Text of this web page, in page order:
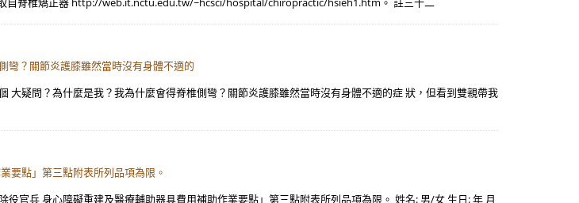
彎？關節炎護膝雖然當時沒有身體不適的
疑問？為什麼是我？我為什麼會得脊椎側彎？關節炎護膝雖然當時沒有身體不適的症 狀，但看到雙親帶我
要點」第三點附表所列品項為限。
官兵 身心障礙重建及醫療輔助器具費用補助作業要點」第三點附表所列品項為限。 姓名: 男/女 生日: 年 月